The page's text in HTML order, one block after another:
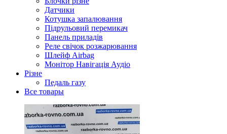
Датчики
Котушка запалювання
Підрульовий перемикач
Панель приладів
Реле свічок розжарювання
Шлейф Airbag
Монітор Навігація Аудіо
Різне
Педаль газу
Все товары